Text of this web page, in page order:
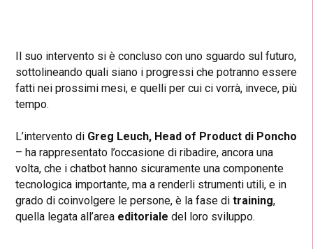
Il suo intervento si è concluso con uno sguardo sul futuro,
sottolineando quali siano i progressi che potranno essere
fatti nei prossimi mesi, e quelli per cui ci vorrà, invece, più
tempo.
L’intervento di Greg Leuch, Head of Product di Poncho
– ha rappresentato l’occasione di ribadire, ancora una
volta, che i chatbot hanno sicuramente una componente
tecnologica importante, ma a renderli strumenti utili, e in
grado di coinvolgere le persone, è la fase ditraining,
quella legata all’area editoriale del loro sviluppo.